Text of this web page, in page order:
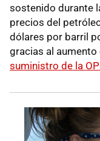
sostenido durante
precios del
dólares por barril
gracias al aumento
suministro de la